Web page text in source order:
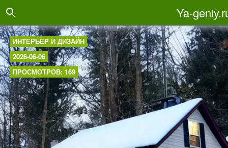
Ya-
ИНТЕРЬЕР И ДИЗАЙН
2026-06-06
ПРОСМОТРОВ: 169